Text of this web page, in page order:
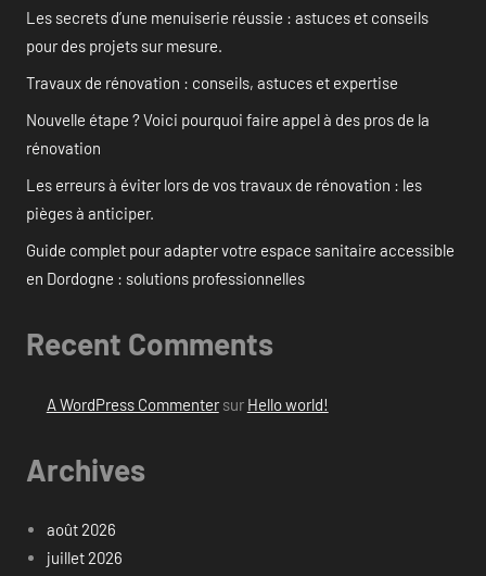
Les secrets d’une menuiserie réussie : astuces et conseils
pour des projets sur mesure.
Travaux de rénovation : conseils, astuces et expertise
Nouvelle étape ? Voici pourquoi faire appel à des pros de la
rénovation
Les erreurs à éviter lors de vos travaux de rénovation : les
pièges à anticiper.
Guide complet pour adapter votre espace sanitaire accessible
en Dordogne : solutions professionnelles
Recent Comments
A WordPress Commentersur Hello world!
Archives
août 2026
juillet 2026